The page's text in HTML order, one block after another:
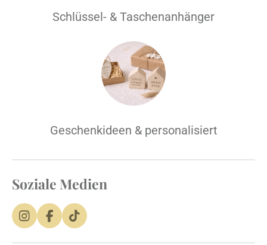
Schlüssel- & Taschenanhänger
Geschenkideen & personalisiert
Soziale Medien
I
n
F
a
T
i